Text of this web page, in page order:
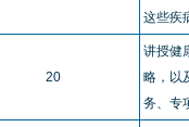
这些疾
20
讲授健
略，以
务、专